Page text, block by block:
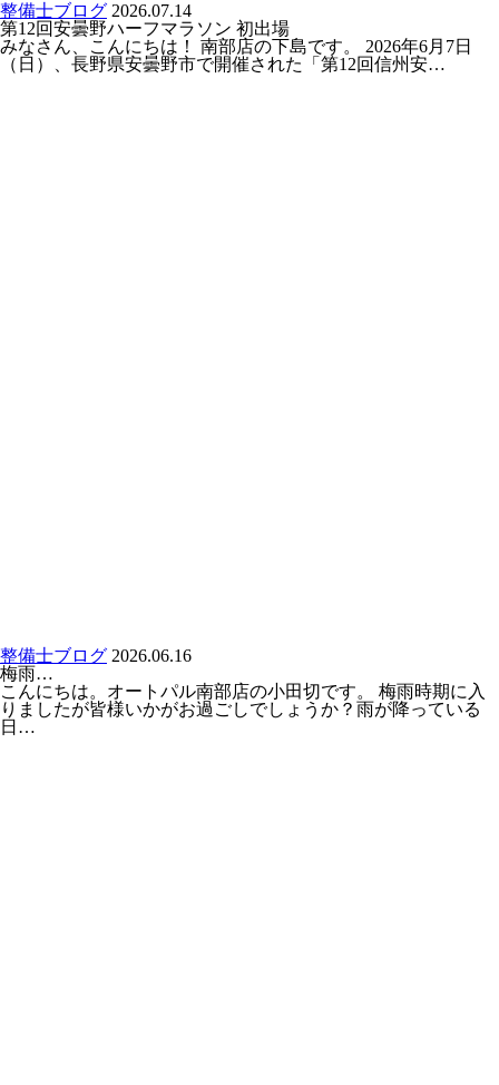
整備士ブログ 2026.07.14
第12回安曇野ハーフマラソン 初出場
みなさん、こんにちは！ 南部店の下島です。 2026年6月7日
（日）、長野県安曇野市で開催された「第12回信州安…
整備士ブログ 2026.06.16
梅雨…
こんにちは。オートパル南部店の小田切です。 梅雨時期に入
りましたが皆様いかがお過ごしでしょうか？雨が降っている
日…